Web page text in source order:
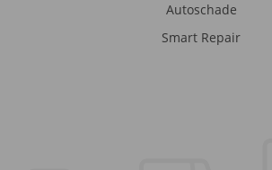
Autoschade
Smart Repair